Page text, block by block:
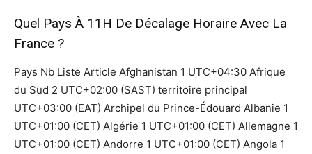
Quel Pays À 11H De Décalage Horaire Avec La
France ?
Pays Nb Liste Article Afghanistan 1 UTC+04:30 Afrique
du Sud 2 UTC+02:00 (SAST) territoire principal
UTC+03:00 (EAT) Archipel du Prince-Édouard Albanie 1
UTC+01:00 (CET) Algérie 1 UTC+01:00 (CET) Allemagne 1
UTC+01:00 (CET) Andorre 1 UTC+01:00 (CET) Angola 1